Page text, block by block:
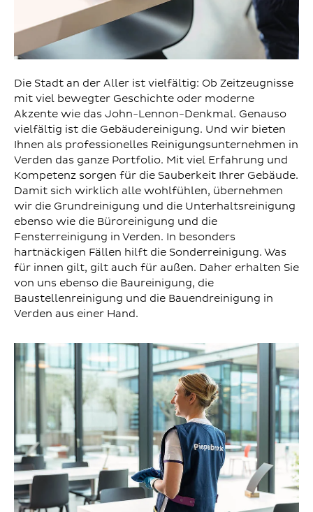
Die Stadt an der Aller ist vielfältig: Ob Zeitzeugnisse
mit viel bewegter Geschichte oder moderne
Akzente wie das John-Lennon-Denkmal. Genauso
vielfältig ist die Gebäudereinigung. Und wir bieten
Ihnen als professionelles Reinigungsunternehmen in
Verden das ganze Portfolio. Mit viel Erfahrung und
Kompetenz sorgen für die Sauberkeit Ihrer Gebäude.
Damit sich wirklich alle wohlfühlen, übernehmen
wir die Grundreinigung und die Unterhaltsreinigung
ebenso wie die Büroreinigung und die
Fensterreinigung in Verden. In besonders
hartnäckigen Fällen hilft die Sonderreinigung. Was
für innen gilt, gilt auch für außen. Daher erhalten Sie
von uns ebenso die Baureinigung, die
Baustellenreinigung und die Bauendreinigung in
Verden aus einer Hand.